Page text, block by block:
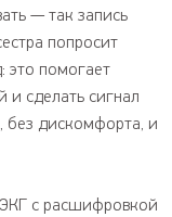
— так запись
попросит
это помогает
и сделать сигнал
без дискомфорта, и
с расшифровкой